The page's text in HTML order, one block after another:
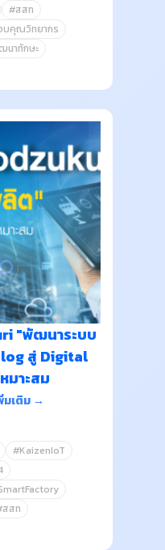
#สสท
บคุณวิทยากร
นาทักษะ
"พัฒนาระบบ
สู่ Digital
มาะสม
มเติม →
#KaizenIoT
สท